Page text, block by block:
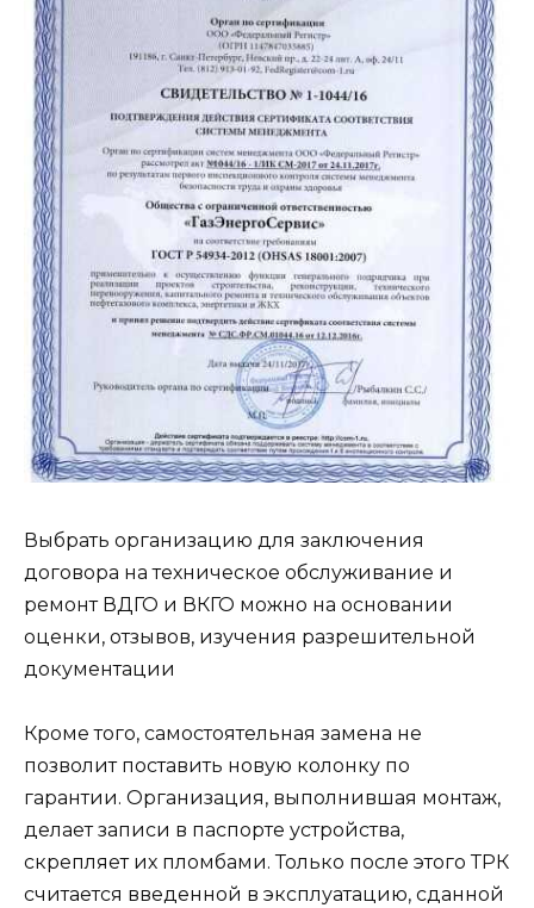
Выбрать организацию для заключения
договора на техническое обслуживание и
ремонт ВДГО и ВКГО можно на основании
оценки, отзывов, изучения разрешительной
документации
Кроме того, самостоятельная замена не
позволит поставить новую колонку по
гарантии. Организация, выполнившая монтаж,
делает записи в паспорте устройства,
скрепляет их пломбами. Только после этого ТРК
считается введенной в эксплуатацию, сданной